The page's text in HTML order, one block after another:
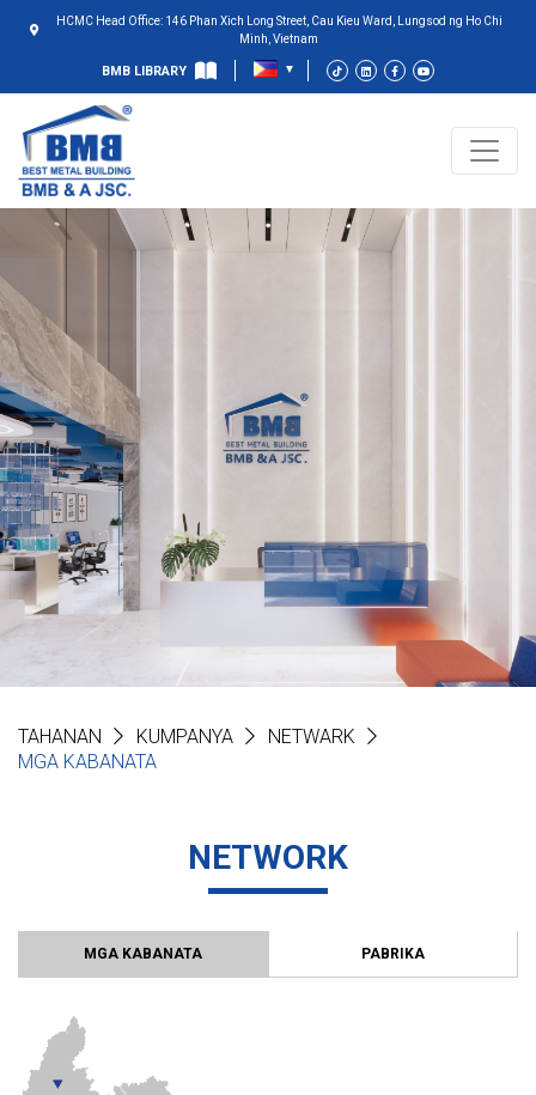
HCMC Head Office: 146 Phan Xich Long Street, Cau Kieu Ward, Lungsod ng Ho Chi
Minh, Vietnam
BMB LIBRARY
TAHANAN KUMPANYA
NETWARK
MGA KABANATA
NETWORK
MGA KABANATA PABRIKA